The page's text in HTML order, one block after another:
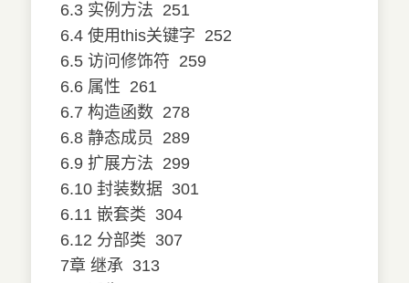
6.3 实例方法 251
6.4 使用this关键字 252
6.5 访问修饰符 259
6.6 属性 261
6.7 构造函数 278
6.8 静态成员
289
6.9 扩展方法 299
6.10 封装数据 301
6.11 嵌套类 304
6.12 分部类 307
7章 继承 313